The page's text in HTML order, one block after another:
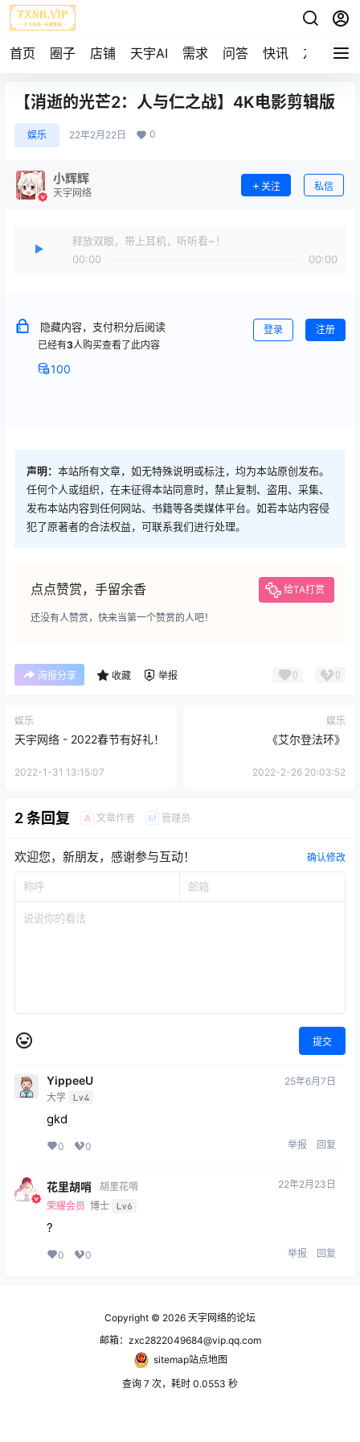
首页 圈子 店铺 天宇AI 需求 问答 快讯 友链
【消逝的光芒2：人与仁之战】4K电影剪辑版
娱乐 22年2月22日 0
小辉辉
天宇网络
关注 私信
释放双眼，带上耳机，听听看~！
00:00
00:00
隐藏内容，支付积分后阅读
已经有3人购买查看了此内容
100
登录 注册
声明： 本站所有文章，如无特殊说明或标注，均为本站原创发布。
任何个人或组织，在未征得本站同意时，禁止复制、盗用、采集、
发布本站内容到任何网站、书籍等各类媒体平台。如若本站内容侵
犯了原著者的合法权益，可联系我们进行处理。
点点赞赏，手留余香 给TA打赏
还没有人赞赏，快来当第一个赞赏的人吧！
海报分享 收藏 举报 0 0
娱乐
天宇网络 - 2022春节有好礼！
2022-1-31 13:15:07
娱乐
《艾尔登法环》
2022-2-26 20:03:52
2 条回复 A 文章作者 M 管理员
欢迎您，新朋友，感谢参与互动！ 确认修改
提交
YippeeU
大学 Lv4
25年6月7日
gkd
0 0 举报 回复
花里胡哨
胡里花哨
荣耀会员 博士 Lv6
22年2月23日
?
0 0 举报 回复
Copyright © 2026 天宇网络的论坛
邮箱：zxc2822049684@vip.qq.com
sitemap站点地图
查询 7 次，耗时 0.0553 秒